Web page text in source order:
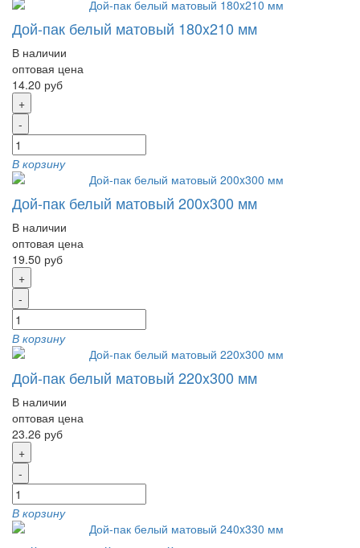
Дой-пак белый матовый 180x210 мм
В наличии
оптовая цена
14.20 руб
+
-
В корзину
Дой-пак белый матовый 200x300 мм
В наличии
оптовая цена
19.50 руб
+
-
В корзину
Дой-пак белый матовый 220x300 мм
В наличии
оптовая цена
23.26 руб
+
-
В корзину